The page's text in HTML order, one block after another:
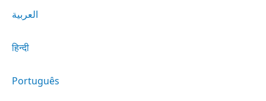
العربية
हिन्दी
Português